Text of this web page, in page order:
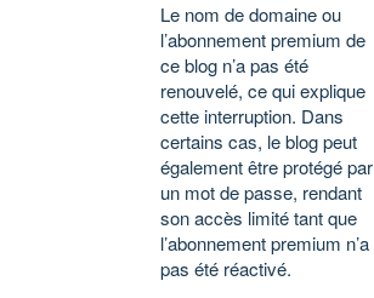
Le nom de domaine ou
l’abonnement premium de
ce blog n’a pas été
renouvelé, ce qui explique
cette interruption. Dans
certains cas, le blog peut
également être protégé par
un mot de passe, rendant
son accès limité tant que
l’abonnement premium n’a
pas été réactivé.